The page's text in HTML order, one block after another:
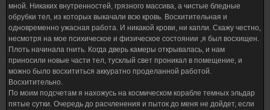
мной. Никаких внутренностей, грязного массива, а чистые бледные
обрубки тел, из которых выкачали всю кровь. Восхитительная и
одновременно ужасная работа. И никакой крови, ни капли. Скажу честно,
несмотря на мое психическое и физическое состоянии ,я был восхищен.
Плоть начинала гнить. Когда дверь камеры открывалась, и нам
приносили новые части тел, тусклый свет проникал в помещение, и
можно было восхититься аккуратно проделанной работой.
Восхитительно.
По моим подсчетам я нахожусь на космическом корабле темных эльдар
пятые сутки. Очередь до расчленения и пыток до меня не дойдет, если